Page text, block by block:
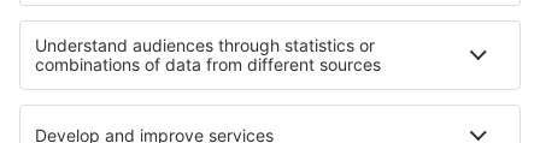
Die besten Hotels - Regionen
Hotels an der Batumi- Riviera Hotels in Vratsa
Hotels in Arwa Hotels in den Great Smoky Mountains